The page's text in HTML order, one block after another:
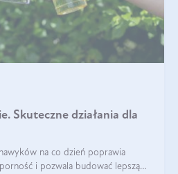
Skuteczne działania dla
na co dzień poprawia
i pozwala budować lepszą